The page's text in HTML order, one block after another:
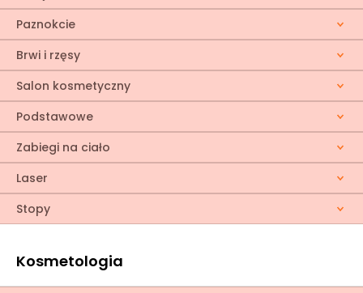
Paznokcie
Brwi i rzęsy
Salon kosmetyczny
Podstawowe
Zabiegi na ciało
Laser
Stopy
Kosmetologia